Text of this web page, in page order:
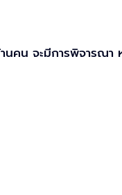
นคน จะมีการพิจารณ